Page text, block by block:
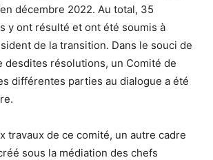
décembre 2022. Au total, 35
y ont résulté et ont été soumis à
de la transition. Dans le souci de
résolutions, un Comité de
différentes parties au dialogue a été
travaux de ce comité, un autre cadre
sous la médiation des chefs